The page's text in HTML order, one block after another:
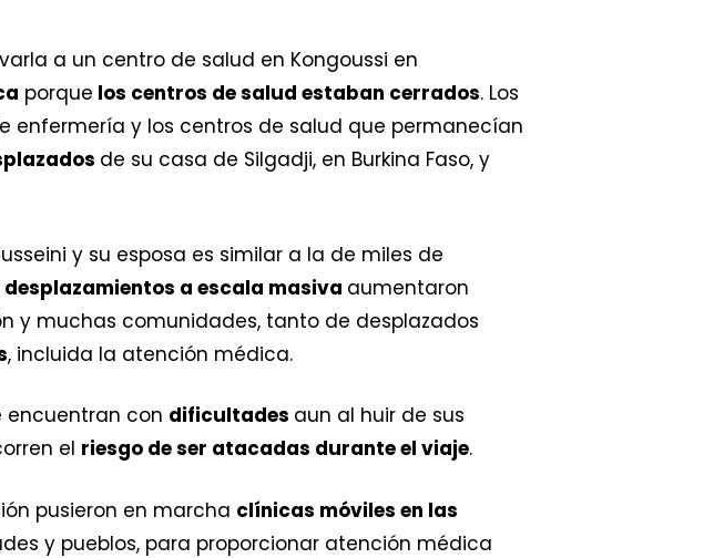
a un centro de salud en Kongoussi en
porque los centros de salud estaban cerrados. Los
enfermería y los centros de salud que permanecían
de su casa de Silgadji, en Burkina Faso, y
y su esposa es similar a la de miles de
desplazamientos a escala masiva aumentaron
y muchas comunidades, tanto de desplazados
, incluida la atención médica.
encuentran con dificultades aun al huir de sus
el riesgo de ser atacadas durante el viaje.
pusieron en marcha clínicas móviles en las
y pueblos, para proporcionar atención médica